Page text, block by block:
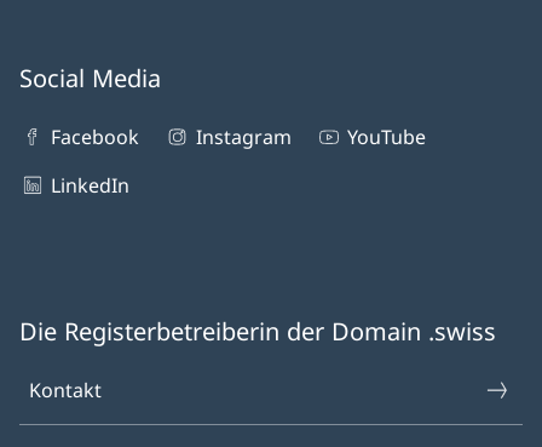
Social Media
Facebook Instagram
YouTube
LinkedIn
Die Registerbetreiberin der Domain .swiss
Kontakt